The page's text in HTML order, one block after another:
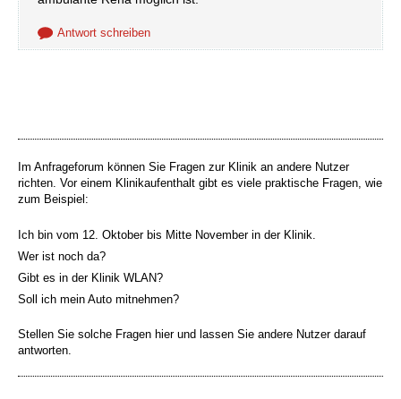
Antwort schreiben
Im Anfrageforum können Sie Fragen zur Klinik an andere Nutzer
richten. Vor einem Klinikaufenthalt gibt es viele praktische Fragen, wie
zum Beispiel:
Ich bin vom 12. Oktober bis Mitte November in der Klinik.
Wer ist noch da?
Gibt es in der Klinik WLAN?
Soll ich mein Auto mitnehmen?
Stellen Sie solche Fragen hier und lassen Sie andere Nutzer darauf
antworten.